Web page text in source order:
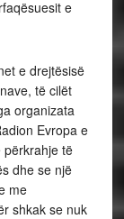
e
e drejtësisë
të cilët
organizata
Evropa e
përkrahje të
dhe se një
me
shkak se nuk